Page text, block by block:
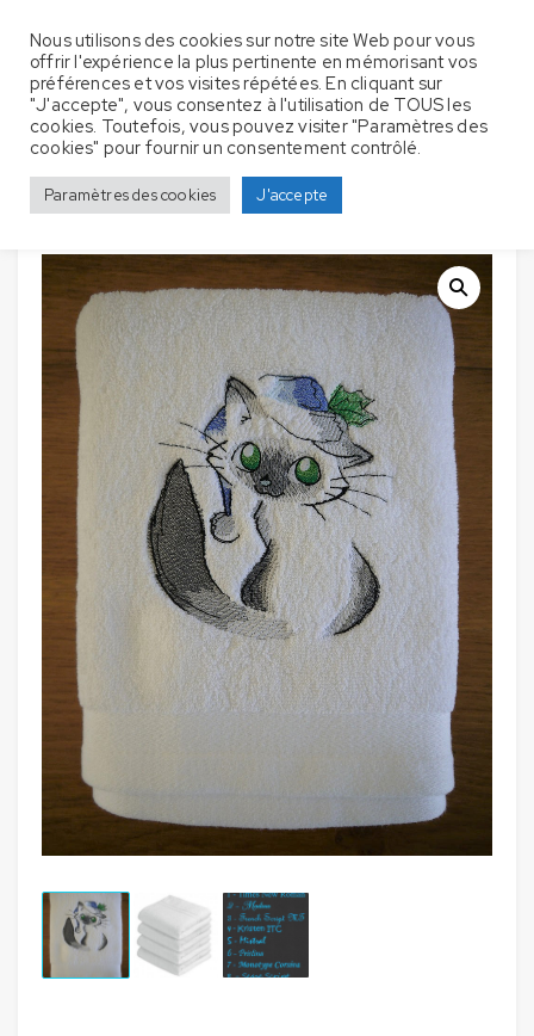
Accueil Serviette de bain Chats
Serviettes de bain avec
broderie – Chat avec Bonnet
Nous utilisons des cookies sur notre site Web pour vous
offrir l'expérience la plus pertinente en mémorisant vos
préférences et vos visites répétées. En cliquant sur
"J'accepte", vous consentez à l'utilisation de TOUS les
cookies. Toutefois, vous pouvez visiter "Paramètres des
cookies" pour fournir un consentement contrôlé.
Paramètres des cookies J'accepte